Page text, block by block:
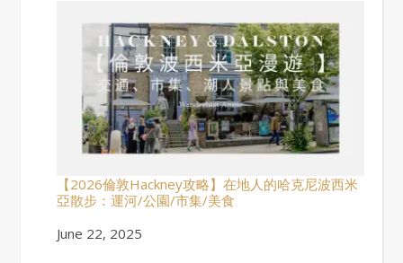
【2026倫敦Hackney攻略】在地人的哈克尼波西米
亞散步：運河/公園/市集/美食
Date
June 22, 2025